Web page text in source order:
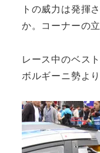
トの威力は発揮
か。コーナーの
レース中のベス
ボルギーニ勢よ